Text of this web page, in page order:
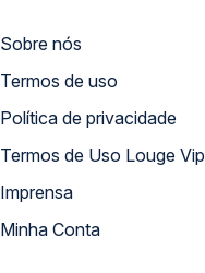
Sobre nós
Termos de uso
Política de privacidade
Termos de Uso Louge Vip
Imprensa
Minha Conta